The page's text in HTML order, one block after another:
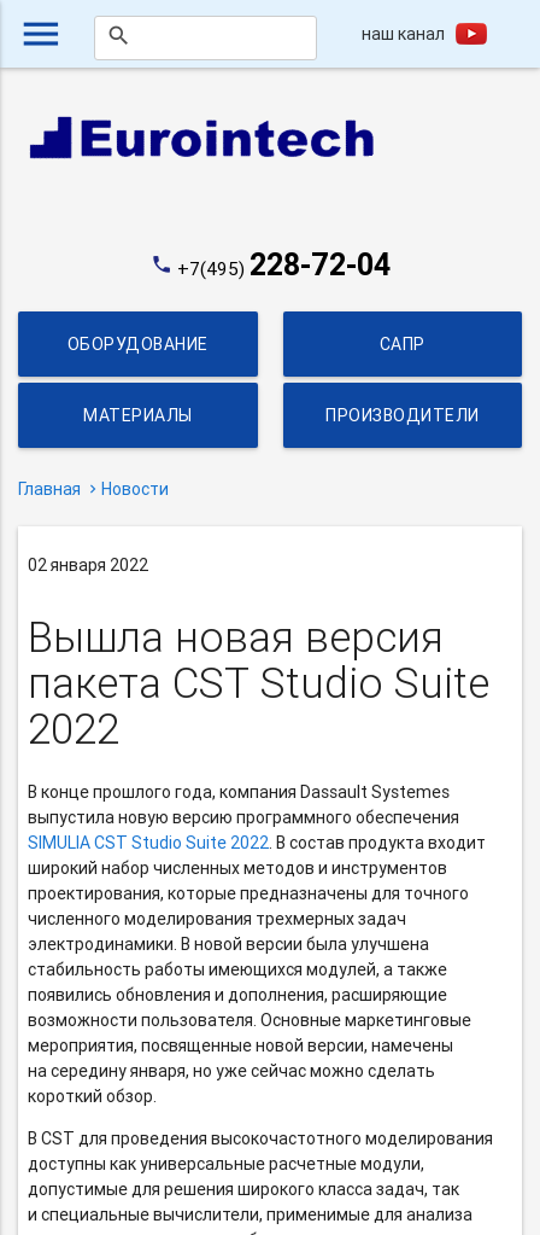
menu search наш канал
phone +7(495) 228-72-04
ОБОРУДОВАНИЕ САПР
МАТЕРИАЛЫ ПРОИЗВОДИТЕЛИ
Главная Новости
02 января 2022
Вышла новая версия
пакета CST Studio Suite
2022
В конце прошлого года, компания Dassault Systemes
выпустила новую версию программного обеспечения
SIMULIA CST Studio Suite 2022. В состав продукта входит
широкий набор численных методов и инструментов
проектирования, которые предназначены для точного
численного моделирования трехмерных задач
электродинамики. В новой версии была улучшена
стабильность работы имеющихся модулей, а также
появились обновления и дополнения, расширяющие
возможности пользователя. Основные маркетинговые
мероприятия, посвященные новой версии, намечены
на середину января, но уже сейчас можно сделать
короткий обзор.
В CST для проведения высокочастотного моделирования
доступны как универсальные расчетные модули,
допустимые для решения широкого класса задач, так
и специальные вычислители, применимые для анализа